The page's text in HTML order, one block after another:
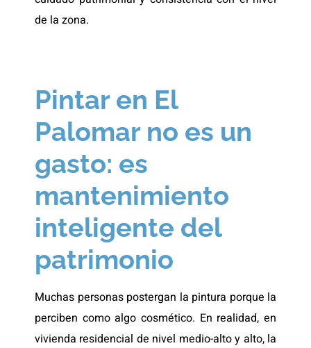
de la zona.
Pintar en El
Palomar no es un
gasto: es
mantenimiento
inteligente del
patrimonio
Muchas personas postergan la pintura porque la
perciben como algo cosmético. En realidad, en
vivienda residencial de nivel medio-alto y alto, la